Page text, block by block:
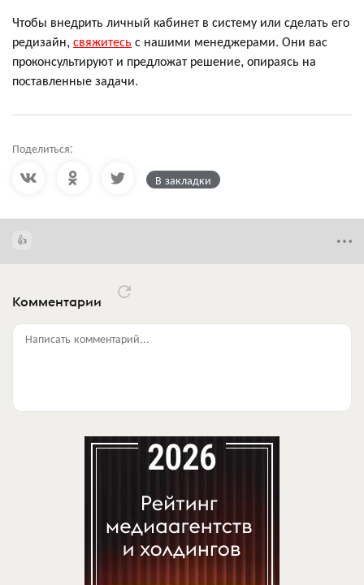
Чтобы внедрить личный кабинет в систему или сделать его
редизайн, свяжитесь с нашими менеджерами. Они вас
проконсультируют и предложат решение, опираясь на
поставленные задачи.
Поделиться:
В закладки
Комментарии
Написать комментарий...